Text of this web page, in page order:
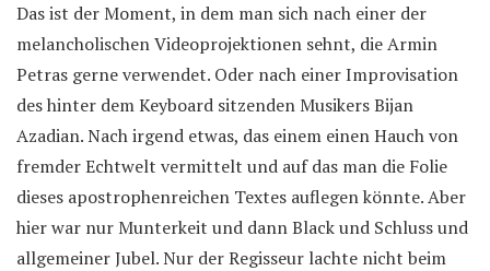
Das ist der Moment, in dem man sich nach einer der
melancholischen Videoprojektionen sehnt, die Armin
Petras gerne verwendet. Oder nach einer Improvisation
des hinter dem Keyboard sitzenden Musikers Bijan
Azadian. Nach irgend etwas, das einem einen Hauch von
fremder Echtwelt vermittelt und auf das man die Folie
dieses apostrophenreichen Textes auflegen könnte. Aber
hier war nur Munterkeit und dann Black und Schluss und
allgemeiner Jubel. Nur der Regisseur lachte nicht beim